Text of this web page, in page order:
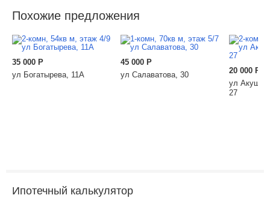
Похожие предложения
35 000 Р
ул Богатырева, 11А
45 000 Р
ул Салаватова, 30
20 000 Р
ул
27
Ипотечный калькулятор